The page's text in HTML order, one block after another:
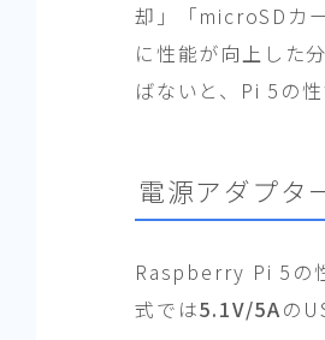
却」「microSDカ
に性能が向上した
ばないと、Pi 5の
電源アダプタ
Raspberry Pi 5の
式では5.1V/5Aの